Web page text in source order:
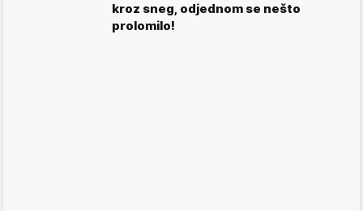
kroz sneg, odjednom se nešto
prolomilo!